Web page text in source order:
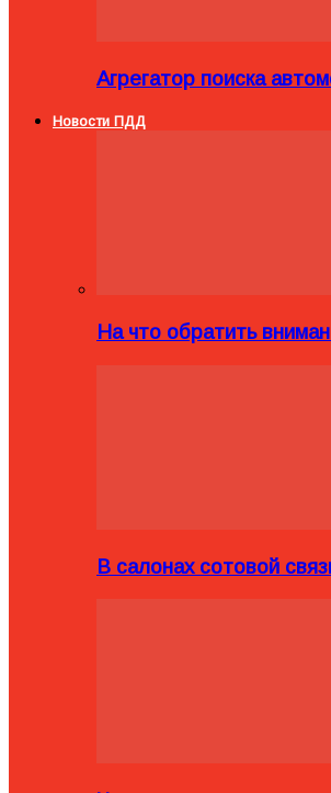
Агрегатор поиска
Новости ПДД
На что обратить
В салонах сотовой